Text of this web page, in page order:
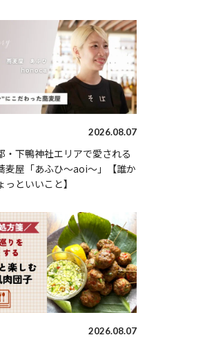
2026.08.07
・下鴨神社エリアで愛される
麦屋「あふひ〜aoi〜」【誰か
っといいこと】
2026.08.07